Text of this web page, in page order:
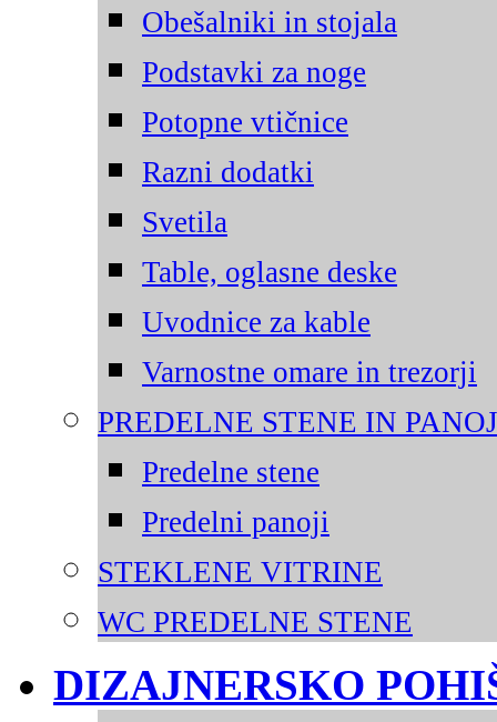
Obešalniki in stojala
Podstavki za noge
Potopne vtičnice
Razni dodatki
Svetila
Table, oglasne deske
Uvodnice za kable
Varnostne omare in trezorji
PREDELNE STENE IN
Predelne stene
Predelni panoji
STEKLENE VITRINE
WC PREDELNE STENE
DIZAJNERSKO